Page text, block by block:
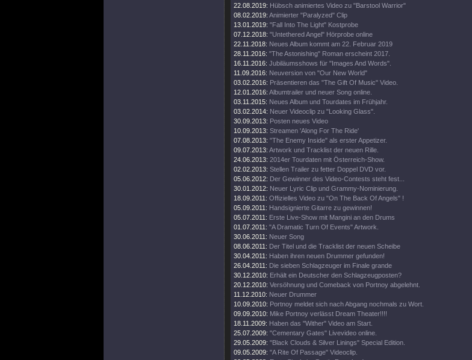
22.08.2019: Hübsch animiertes Video zu "Barstool Warrior"
08.02.2019: Animierter "Paralyzed" Clip
13.01.2019: "Fall Into The Light" Kostprobe
07.12.2018: "Untethered Angel" Hörprobe online
22.11.2018: Neues Album kommt am 22. Februar 2019
28.11.2016: "The Astonishing" Roman erscheint 2017.
16.11.2016: Jubiläumsshows für "Images And Words".
11.09.2016: Neuversion von "Our New World"
03.02.2016: Präsentieren das "The Gift Of Music" Video.
12.01.2016: Albumtrailer und neuer Song online.
03.11.2015: Neues Album und Tourdates im Frühjahr.
03.02.2014: Neuer Videoclip zu "Looking Glass".
30.09.2013: Posten neues Video
10.09.2013: Streamen 'Along For The Ride'
07.08.2013: "The Enemy Inside" als erster Appetizer.
09.07.2013: Artwork und Tracklist der neuen Rille.
24.06.2013: 2014er Tourdaten mit Österreich-Show.
02.02.2013: Stellen Trailer zu fetter Doppel DVD vor.
05.06.2012: Der Gewinner des Video-Contests steht fest...
30.01.2012: Neuer Lyric Clip und Grammy-Nominierung.
18.09.2011: Offizielles Video zu "On The Back Of Angels" !
05.09.2011: Handsignierte Gitarre zu gewinnen!
05.07.2011: Erste Live-Show mit Mangini an den Drums
01.07.2011: "A Dramatic Turn Of Events" Artwork.
30.06.2011: Neuer Song
08.06.2011: Der Titel und die Tracklist der neuen Scheibe
30.04.2011: Haben ihren neuen Drummer gefunden!
26.04.2011: Die sieben Schlagzeuger im Finale grande
30.12.2010: Erhält ein Deutscher den Schlagzeugposten?
20.12.2010: Versöhnung und Comeback von Portnoy abgelehnt.
11.12.2010: Neuer Drummer
10.09.2010: Portnoy meldet sich nach Abgang nochmals zu Wort.
09.09.2010: Mike Portnoy verlässt Dream Theater!!!!
18.11.2009: Haben das "Wither" Video am Start.
25.07.2009: "Cementary Gates" Livevideo online.
29.05.2009: "Black Clouds & Silver Linings" Special Edition.
09.05.2009: "A Rite Of Passage" Videoclip.